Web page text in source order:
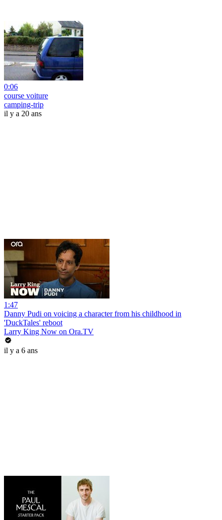
0:06
course voiture
camping-trip
il y a 20 ans
1:47
Danny Pudi on voicing a character from his childhood in
'DuckTales' reboot
Larry King Now on Ora.TV
il y a 6 ans